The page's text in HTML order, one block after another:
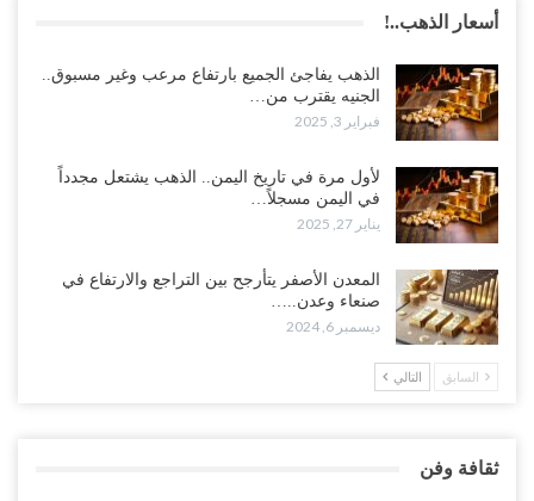
أسعار الذهب..!
الذهب يفاجئ الجميع بارتفاع مرعب وغير مسبوق..
الجنيه يقترب من…
فبراير 3, 2025
لأول مرة في تاريخ اليمن.. الذهب يشتعل مجدداً
في اليمن مسجلاً…
يناير 27, 2025
المعدن الأصفر يتأرجح بين التراجع والارتفاع في
صنعاء وعدن..…
ديسمبر 6, 2024
السابق التالي
ثقافة وفن